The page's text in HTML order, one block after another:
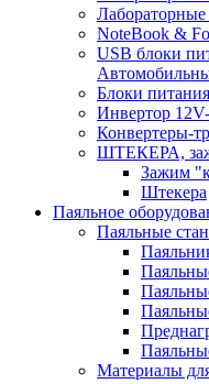
NoteBook &
USB блоки
Блоки
Инвертор
Конвертеры-
ШТЕКЕРА,
Зажим
Штекера
Паяльное
Паяльные
Материалы